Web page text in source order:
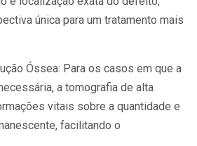
única para um tratamento mais
Óssea: Para os casos em que a
a tomografia de alta
vitais sobre a quantidade e
facilitando o